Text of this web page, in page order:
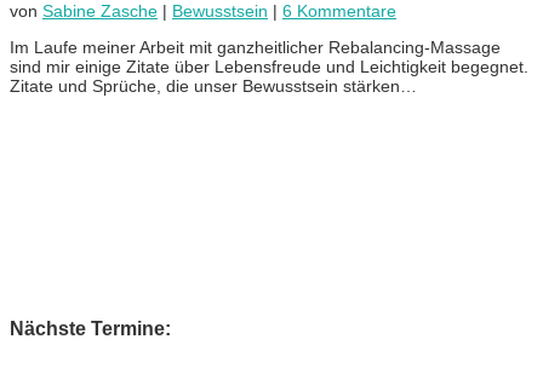
von Sabine Zasche | Bewusstsein | 6 Kommentare
Im Laufe meiner Arbeit mit ganzheitlicher Rebalancing-Massage
sind mir einige Zitate über Lebensfreude und Leichtigkeit begegnet.
Zitate und Sprüche, die unser Bewusstsein stärken…
Nächste Termine: